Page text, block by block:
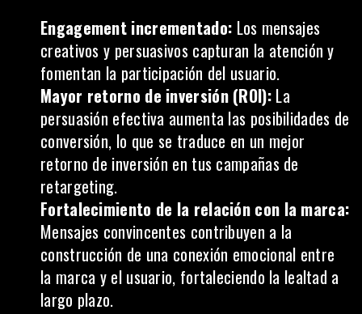
Engagement incrementado: Los mensajes
creativos y persuasivos capturan la atención y
fomentan la participación del usuario.
Mayor retorno de inversión (ROI):La
persuasión efectiva aumenta las posibilidades de
conversión, lo que se traduce en un mejor
retorno de inversión en tus campañas de
retargeting.
Fortalecimiento de la relación con la marca:
Mensajes convincentes contribuyen a la
construcción de una conexión emocional entre
la marca y el usuario, fortaleciendo la lealtad a
largo plazo.